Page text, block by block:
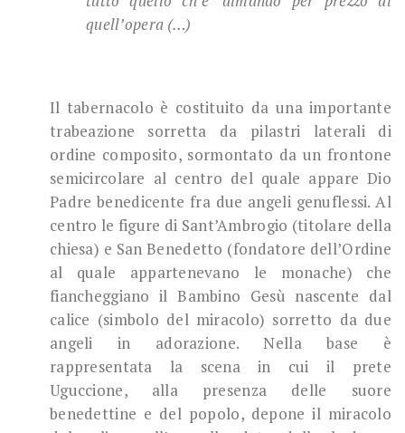
quell’opera (…)
Il tabernacolo è costituito da una importante
trabeazione sorretta da pilastri laterali di
ordine composito, sormontato da un frontone
semicircolare al centro del quale appare Dio
Padre benedicente fra due angeli genuflessi. Al
centro le figure di Sant’Ambrogio (titolare della
chiesa) e San Benedetto (fon­datore dell’Ordine
al quale appartenevano le monache) che
fiancheggiano il Bambino Gesù nascente dal
calice (simbolo del miracolo) sorretto da due
angeli in adorazione. Nella base è
rappresentata la scena in cui il prete
Uguccione, alla presenza delle suore
benedettine e del popolo, depone il miracolo